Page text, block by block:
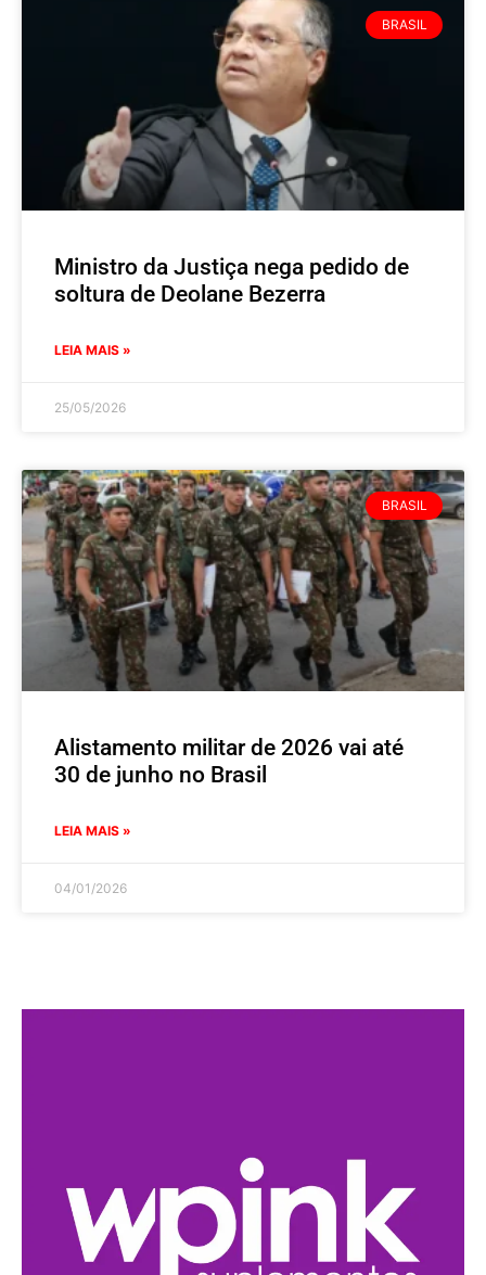
BRASIL
Ministro da Justiça nega pedido de
soltura de Deolane Bezerra
LEIA MAIS »
25/05/2026
BRASIL
Alistamento militar de 2026 vai até
30 de junho no Brasil
LEIA MAIS »
04/01/2026